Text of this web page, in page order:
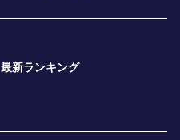
最新ランキング